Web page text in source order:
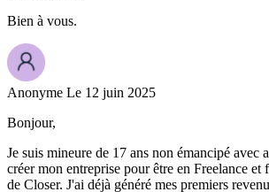
Bien à vous.
Anonyme Le 12 juin 2025
Bonjour,
Je suis mineure de 17 ans non émancipé avec
créer mon entreprise pour être en Freelance et
de Closer. J'ai déjà généré mes premiers